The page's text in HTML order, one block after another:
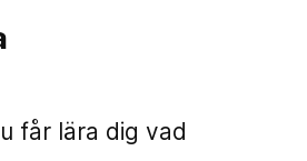
får lära dig vad